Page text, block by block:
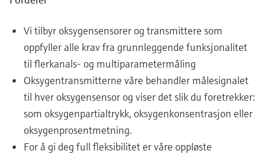
Vi tilbyr oksygensensorer og transmittere som
oppfyller alle krav fra grunnleggende funksjonalitet
til flerkanals- og multiparametermåling
Oksygentransmitterne våre behandler målesignalet
til hver oksygensensor og viser det slik du foretrekker:
som oksygenpartialtrykk, oksygenkonsentrasjon eller
oksygenprosentmetning.
For å gi deg full fleksibilitet er våre oppløste